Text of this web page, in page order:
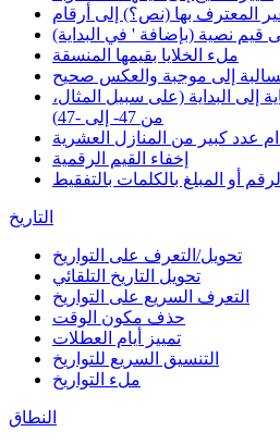
المعترف بها (نص؟) إلى أرقام
قيم نصية (بإضافة ' في البداية)
ملء الخلايا بقيمها المنسقة
إلى موجبة والعكس صحيح
إلى البداية (على سبيل المثال،
من 47- إلى -47)
عدد كبير من المنازل العشرية
إخفاء القيم الرقمية
أو المبلغ بالكلمات بالتفقيط
التاريخ
تحويل/التعرف على التواريخ
تحويل التاريخ التلقائي
التعرف السريع على التواريخ
حذف مكون الوقت
تمييز أيام العطلات
التنسيق السريع للتواريخ
ملء التواريخ
النطاق